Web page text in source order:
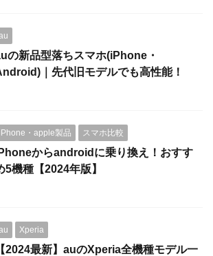
の新品型落ちスマホ(iPhone・
｜先代旧モデルでも高性能！
iPhone・apple製品 スマホ比較
からandroidに乗り換え！おすす
5機種【2024年版】
Xperia
【2024最新】auのXperia全機種モデル一